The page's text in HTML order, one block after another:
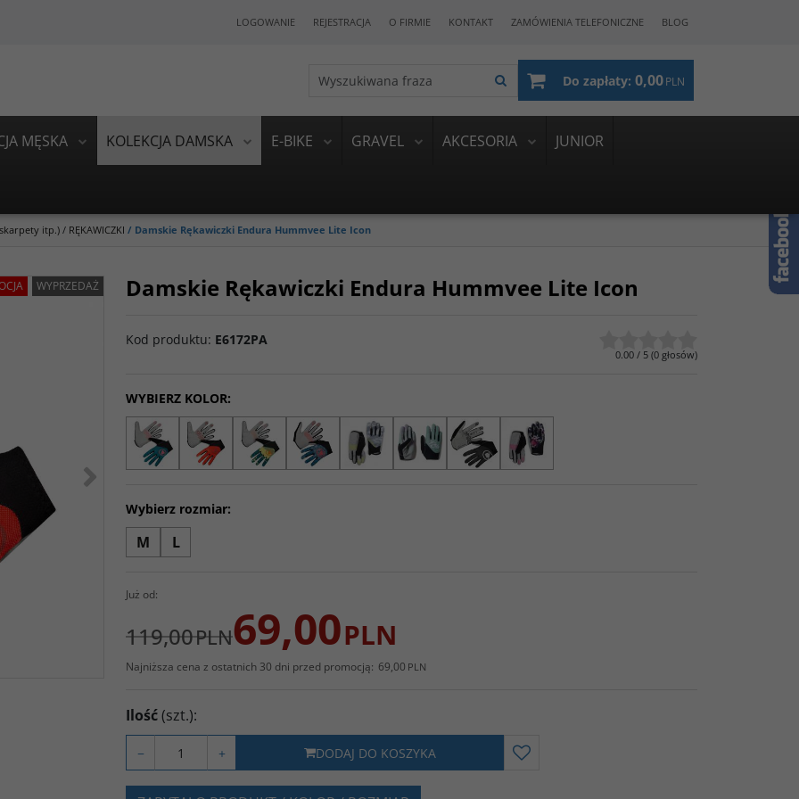
LOGOWANIE REJESTRACJA O FIRMIE KONTAKT ZAMÓWIENIA TELEFONICZNE BLOG
Do zapłaty: 0,00PLN
MĘSKA KOLEKCJA DAMSKA E-BIKE GRAVEL AKCESORIA JUNIOR
itp.) / RĘKAWICZKI / Damskie Rękawiczki Endura Hummvee Lite Icon
WYPRZEDAŻ Damskie Rękawiczki Endura Hummvee Lite Icon
Kod produktu: E6172PA
0.00 / 5 (0 głosów)
WYBIERZ KOLOR:
Wybierz rozmiar:
M L
Już od:
119,00PLN69,00PLN
Najniższa cena z ostatnich 30 dni przed promocją: 69,00 PLN
Ilość(szt.):
− + DODAJ DO KOSZYKA